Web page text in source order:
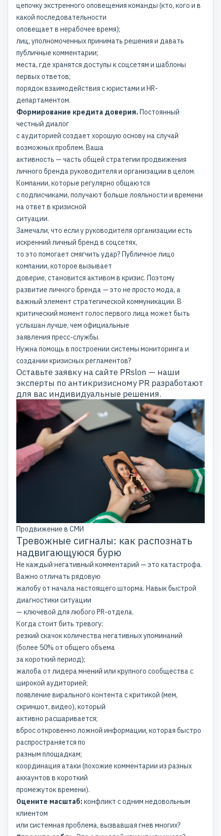
цепочку экстренного оповещения команды (кто, кого и в
какой последовательности
оповещает в нерабочее время);
лиц, уполномоченных принимать решения и давать
публичные комментарии;
места, где хранятся доступы к соцсетям и шаблоны
первых ответов;
порядок взаимодействия с юристами и HR-
департаментом.
Формирование кредита доверия.Постоянный
честный диалог
с аудиторией создает хорошую основу на случай
возможных проблем. Ваша
активность — часть общей стратегии продвижения
личного брендаруководителя и организации в целом.
Компании, которые регулярно общаются
с подписчиками, получают больше лояльности и времени
на ответ в кризисной
ситуации.
Замечали, что если у руководителя организации есть
искренний личный бренд в соцсетях,
то это помогает смягчить удар? Публичное лицо
компании, которое вызывает
доверие, становится активом в кризис. Поэтому
развитие личного бренда — это не просто мода, а
важный элемент стратегической коммуникации. В
критический момент голос первого лица может быть
услышан лучше, чем официальные
заявления пресс-службы.
Нужна помощь в построении системы мониторинга и
создании кризисных регламентов?
Оставьте заявку на сайте PRslon — наши
эксперты по антикризисному PR разработают
для вас индивидуальные решения.
Продвижение в СМИ
Тревожные сигналы: как распознать
надвигающуюся бурю
Не каждый негативный комментарий — это катастрофа.
Важно отличать рядовую
жалобу от начала настоящего шторма. Навык быстрой
диагностики ситуации
— ключевой для любого PR-отдела.
Когда стоит бить тревогу:
резкий скачок количества негативных упоминаний
(более 50% от общего объема
за короткий период);
жалоба от лидера мнений или крупного сообщества с
широкой аудиторией;
появление вирального контента с критикой (мем,
скриншот, видео), который
активно расшаривается;
вброс откровенно ложной информации, которая быстро
распространяется по
разным площадкам;
координация атаки (похожие комментарии из разных
аккаунтов в короткий
промежуток времени).
Оцените масштаб:конфликт с одним недовольным
клиентом
или системная проблема, вызвавшая гнев многих?